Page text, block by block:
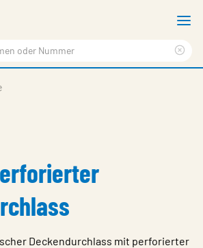
Deckendurchlass mit perforierter